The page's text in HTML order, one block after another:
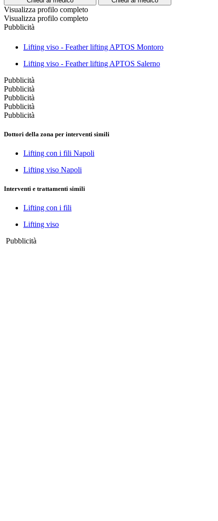
Visualizza profilo completo
Visualizza profilo completo
Pubblicità
Lifting viso - Feather lifting APTOS Montoro
Lifting viso - Feather lifting APTOS Salerno
Pubblicità
Pubblicità
Pubblicità
Pubblicità
Pubblicità
Dottori della zona per interventi simili
Lifting con i fili Napoli
Lifting viso Napoli
Interventi e trattamenti simili
Lifting con i fili
Lifting viso
Pubblicità